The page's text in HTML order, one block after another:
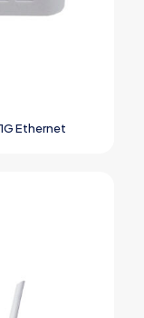
Ethernet